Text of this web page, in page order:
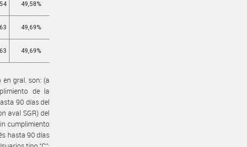
49,58%
49,69%
49,69%
gral. son: (a
de la
90 días del
aval SGR) del
cumplimiento
hasta 90 días